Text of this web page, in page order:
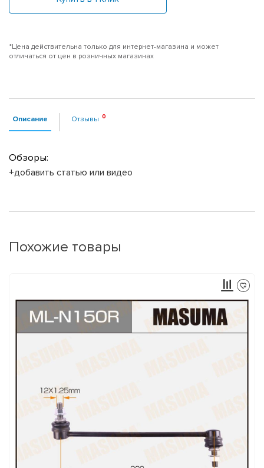
*Цена действительна только для интернет-магазина и может
отличаться от цен в розничных магазинах
Описание Отзывы
Обзоры:
+добавить статью или видео
Похожие товары